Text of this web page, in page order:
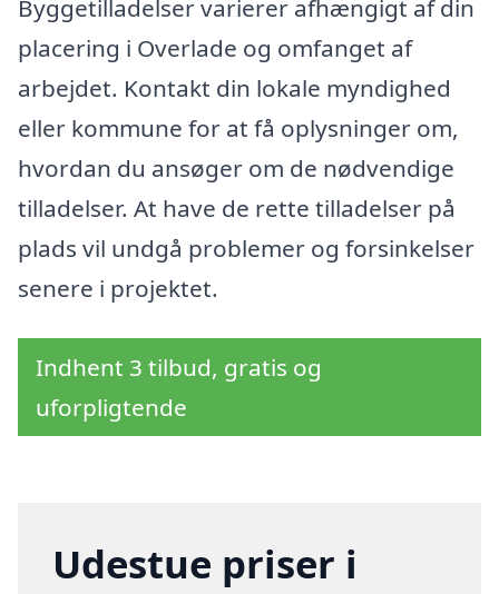
Byggetilladelser varierer afhængigt af din
placering i Overlade og omfanget af
arbejdet. Kontakt din lokale myndighed
eller kommune for at få oplysninger om,
hvordan du ansøger om de nødvendige
tilladelser. At have de rette tilladelser på
plads vil undgå problemer og forsinkelser
senere i projektet.
Indhent 3 tilbud, gratis og
uforpligtende
Udestue priser i